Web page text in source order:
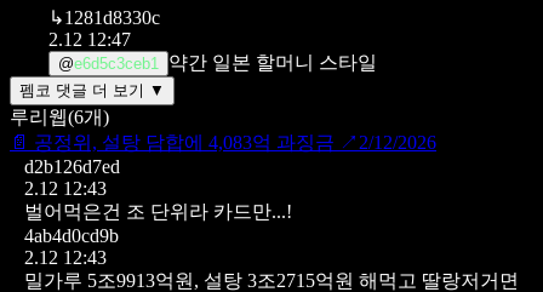
↳1281d8330c
2.12 12:47
@e6d5c3ceb1 약간 일본 할머니 스타일
펨코 댓글 더 보기 ▼
루리웹(6개)
📄 공정위, 설탕 담합에 4,083억 과징금 ↗ 2/12/2026
d2b126d7ed
2.12 12:43
벌어먹은건 조 단위라 카드만...!
4ab4d0cd9b
2.12 12:43
밀가루 5조9913억원, 설탕 3조2715억원 해먹고 딸랑저거면